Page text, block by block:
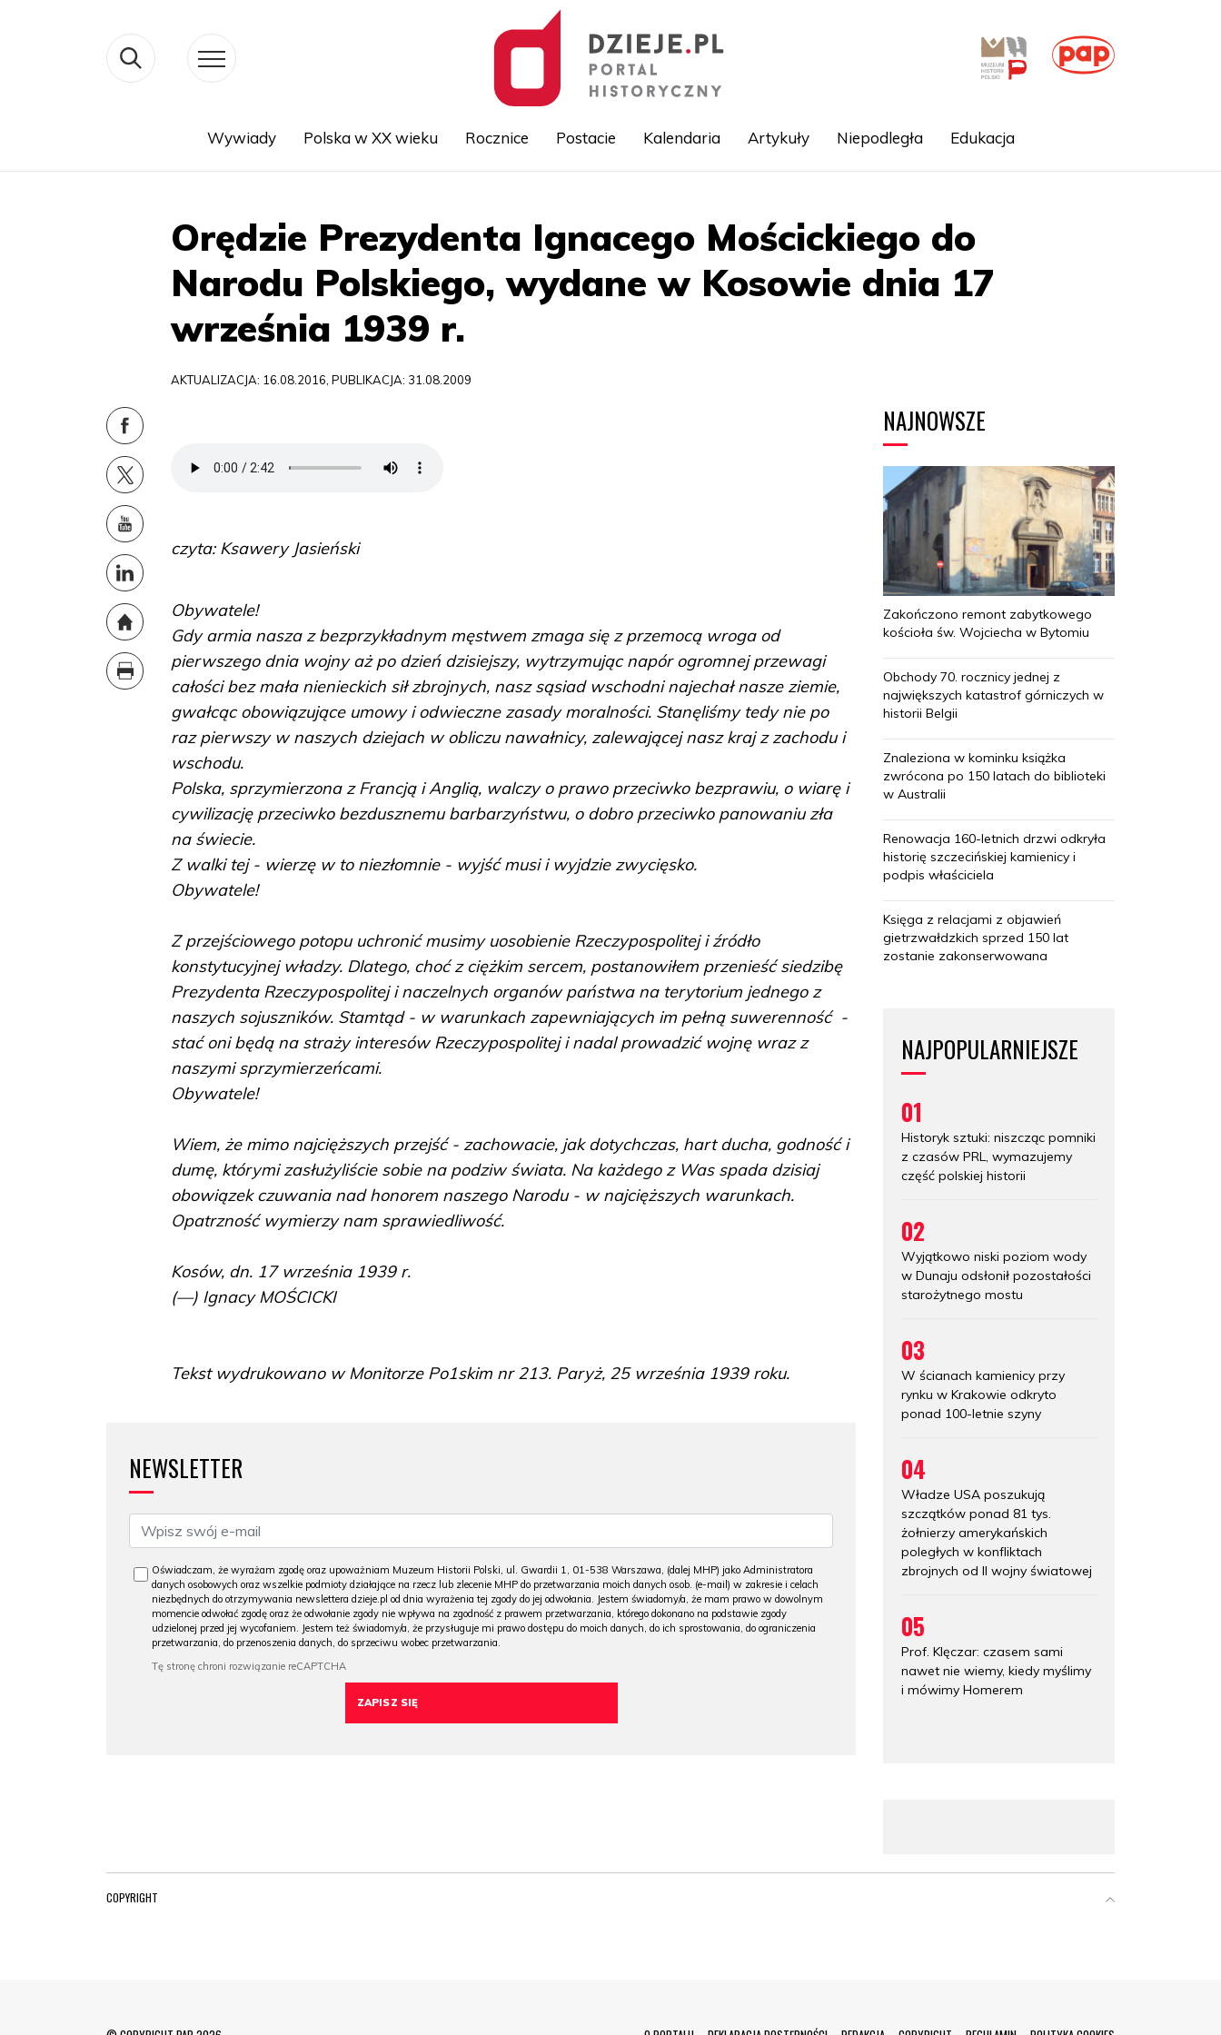
treści
Wywiady Polska w XX wieku Rocznice Postacie Kalendaria Artykuły Niepodległa Edukacja
Orędzie Prezydenta Ignacego Mościckiego do
Narodu Polskiego, wydane w Kosowie dnia 17
września 1939 r.
AKTUALIZACJA: 16.08.2016, PUBLIKACJA: 31.08.2009
czyta: Ksawery Jasieński
Obywatele!
Gdy armia nasza z bezprzykładnym męstwem zmaga się z przemocą wroga od
pierwszego dnia wojny aż po dzień dzisiejszy, wytrzymując napór ogromnej przewagi
całości bez mała nienieckich sił zbrojnych, nasz sąsiad wschodni najechał nasze ziemie,
gwałcąc obowiązujące umowy i odwieczne zasady moralności. Stanęliśmy tedy nie po
raz pierwszy w naszych dziejach w obliczu nawałnicy, zalewającej nasz kraj z zachodu i
wschodu.
Polska, sprzymierzona z Francją i Anglią, walczy o prawo przeciwko bezprawiu, o wiarę i
cywilizację przeciwko bezdusznemu barbarzyństwu, o dobro przeciwko panowaniu zła
na świecie.
Z walki tej - wierzę w to niezłomnie - wyjść musi i wyjdzie zwycięsko.
Obywatele!
Z przejściowego potopu uchronić musimy uosobienie Rzeczypospolitej i źródło
konstytucyjnej władzy. Dlatego, choć z ciężkim sercem, postanowiłem przenieść siedzibę
Prezydenta Rzeczypospolitej i naczelnych organów państwa na terytorium jednego z
naszych sojuszników. Stamtąd - w warunkach zapewniających im pełną suwerenność -
stać oni będą na straży interesów Rzeczypospolitej i nadal prowadzić wojnę wraz z
naszymi sprzymierzeńcami.
Obywatele!
Wiem, że mimo najcięższych przejść - zachowacie, jak dotychczas, hart ducha, godność i
dumę, którymi zasłużyliście sobie na podziw świata. Na każdego z Was spada dzisiaj
obowiązek czuwania nad honorem naszego Narodu - w najcięższych warunkach.
Opatrzność wymierzy nam sprawiedliwość.
Kosów, dn. 17 września 1939 r.
(—) Ignacy MOŚCICKI
Tekst wydrukowano w Monitorze Po1skim nr 213. Paryż, 25 września 1939 roku.
NEWSLETTER
Oświadczam, że wyrażam zgodę oraz upoważniam Muzeum Historii Polski, ul. Gwardii 1, 01-538 Warszawa, (dalej MHP) jako Administratora
danych osobowych oraz wszelkie podmioty działające na rzecz lub zlecenie MHP do przetwarzania moich danych osob. (e-mail) w zakresie i celach
niezbędnych do otrzymywania newslettera dzieje.pl od dnia wyrażenia tej zgody do jej odwołania. Jestem świadomy/a, że mam prawo w dowolnym
momencie odwołać zgodę oraz że odwołanie zgody nie wpływa na zgodność z prawem przetwarzania, którego dokonano na podstawie zgody
udzielonej przed jej wycofaniem. Jestem też świadomy/a, że przysługuje mi prawo dostępu do moich danych, do ich sprostowania, do ograniczenia
przetwarzania, do przenoszenia danych, do sprzeciwu wobec przetwarzania.
NAJNOWSZE
Zakończono remont zabytkowego
kościoła św. Wojciecha w Bytomiu
Obchody 70. rocznicy jednej z
największych katastrof górniczych w
historii Belgii
Znaleziona w kominku książka
zwrócona po 150 latach do biblioteki
w Australii
Renowacja 160-letnich drzwi odkryła
historię szczecińskiej kamienicy i
podpis właściciela
Księga z relacjami z objawień
gietrzwałdzkich sprzed 150 lat
zostanie zakonserwowana
NAJPOPULARNIEJSZE
01
Historyk sztuki: niszcząc pomniki
z czasów PRL, wymazujemy
część polskiej historii
02
Wyjątkowo niski poziom wody
w Dunaju odsłonił pozostałości
starożytnego mostu
03
W ścianach kamienicy przy
rynku w Krakowie odkryto
ponad 100-letnie szyny
04
Władze USA poszukują
szczątków ponad 81 tys.
żołnierzy amerykańskich
poległych w konfliktach
zbrojnych od II wojny światowej
05
Prof. Klęczar: czasem sami
nawet nie wiemy, kiedy myślimy
i mówimy Homerem
COPYRIGHT